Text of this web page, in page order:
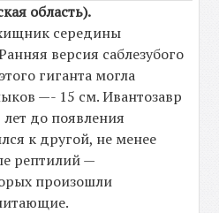
область).
середины
версия саблезубого
гиганта могла
—- 15 см. Ивантозавр
до появления
к другой, не менее
рептилий —
произошли